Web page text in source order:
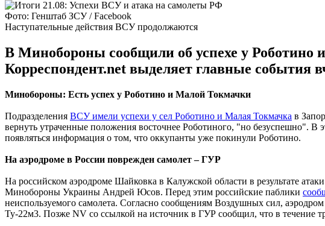
Фото: Генштаб ЗСУ / Facebook
Наступательные действия ВСУ продолжаются
В Минобороны сообщили об успехе у Роботино
Корреспондент.net выделяет главные события
Минобороны: Есть успех у Роботино и Малой Токмачки
Подразделения ВСУ имели успехи у сел Роботино и Малая Токмачка в
вернуть утраченные положения восточнее Роботиного, "но безуспешно". В
появляться информация о том, что оккупанты уже покинули Роботино.
На аэродроме в России поврежден самолет – ГУР
На российском аэродроме Шайковка в Калужской области в результате
Минобороны Украины Андрей Юсов. Перед этим российские паблики
неиспользуемого самолета. Согласно сообщениям Воздушных сил,
Ту-22м3. Позже NV со ссылкой на источник в ГУР сообщил, что в течение